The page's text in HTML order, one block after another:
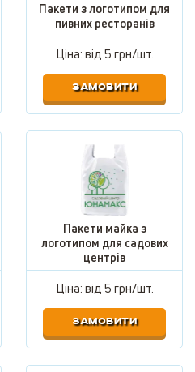
Пакети з логотипом для
пивних ресторанів
Ціна: від5 грн/шт.
ЗАМОВИТИ
Пакети майка з
логотипом для садових
центрів
Ціна: від5 грн/шт.
ЗАМОВИТИ